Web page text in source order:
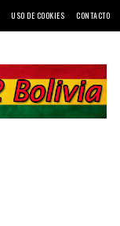
USO DE COOKIES CONTACTO